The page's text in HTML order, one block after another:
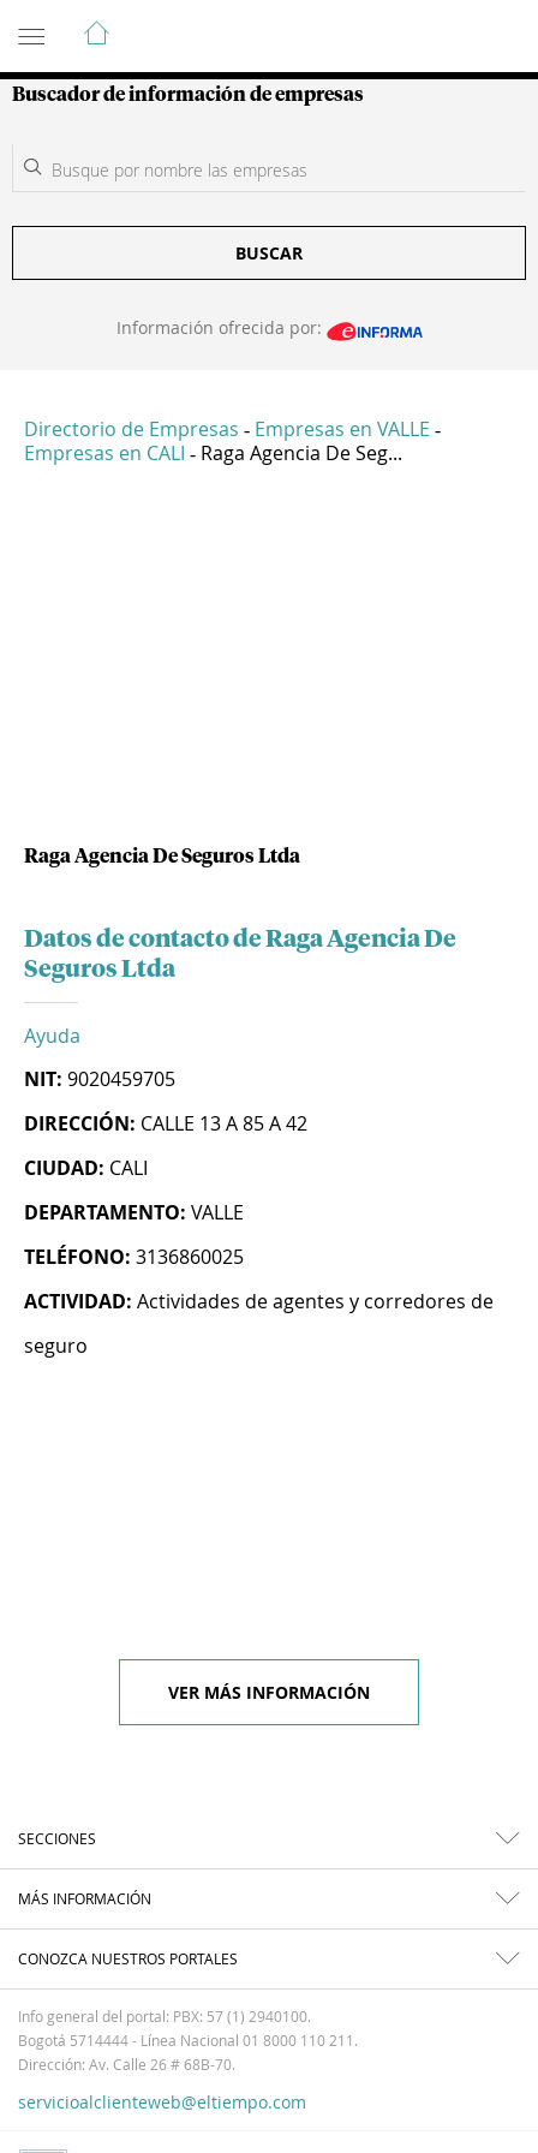
Guía de Empresas Colombianas
Buscador de información de empresas
BUSCAR
Información ofrecida por:
Directorio de Empresas - Empresas en VALLE -
Empresas en CALI - Raga Agencia De Seg...
Raga Agencia De Seguros Ltda
Datos de contacto de Raga Agencia De
Seguros Ltda
Ayuda
NIT: 9020459705
DIRECCIÓN: CALLE 13 A 85 A 42
CIUDAD: CALI
DEPARTAMENTO: VALLE
TELÉFONO: 3136860025
ACTIVIDAD: Actividades de agentes y corredores de
seguro
VER MÁS INFORMACIÓN
SECCIONES
MÁS INFORMACIÓN
CONOZCA NUESTROS PORTALES
Info general del portal: PBX: 57 (1) 2940100.
Bogotá 5714444 - Línea Nacional 01 8000 110 211.
Dirección: Av. Calle 26 # 68B-70.
servicioalclienteweb@eltiempo.com